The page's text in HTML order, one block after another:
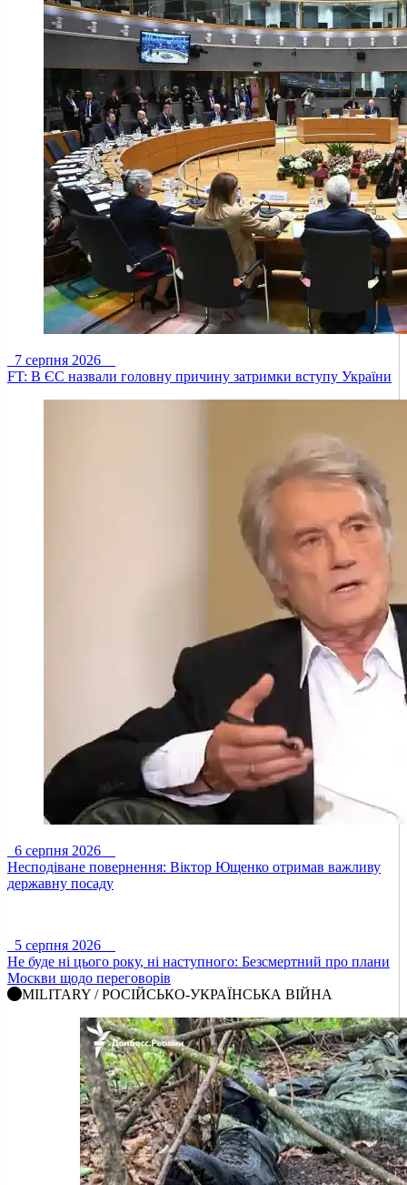
7 серпня 2026
FT: В ЄС назвали головну причину затримки вступу України
6 серпня 2026
Несподіване повернення: Віктор Ющенко отримав важливу
державну посаду
5 серпня 2026
Не буде ні цього року, ні наступного: Безсмертний про плани
Москви щодо переговорів
MILITARY / РОСІЙСЬКО-УКРАЇНСЬКА ВІЙНА